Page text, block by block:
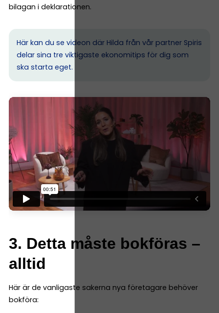
bilagan i deklarationen.
Här kan du se videon där Hilda från vår partner Spiris
delar sina tre viktigaste ekonomitips för dig som
ska starta eget.
3. Detta måste bokföras –
alltid
Här är de vanligaste sakerna nya företagare behöver
bokföra: